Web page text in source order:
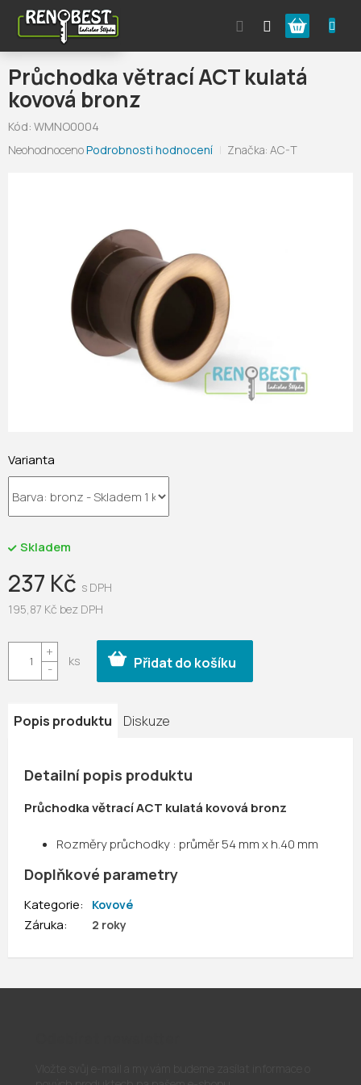
obsah
Nákupní
košík
Průchodka větrací ACT kulatá
kovová bronz
Kód: WMNO0004
Průměrné
NeohodnocenoPodrobnosti hodnocení Značka:AC-T
237 Kč
195,87 Kč bez DPH
cena:
Skladem
Varianta
Přidat do košíku
Popis produktu Diskuze
Detailní popis produktu
Průchodka větrací ACT kulatá kovová bronz
Rozměry průchodky : průměr 54 mm x h.40 mm
Doplňkové parametry
Kategorie: Kovové
Záruka: 2 roky